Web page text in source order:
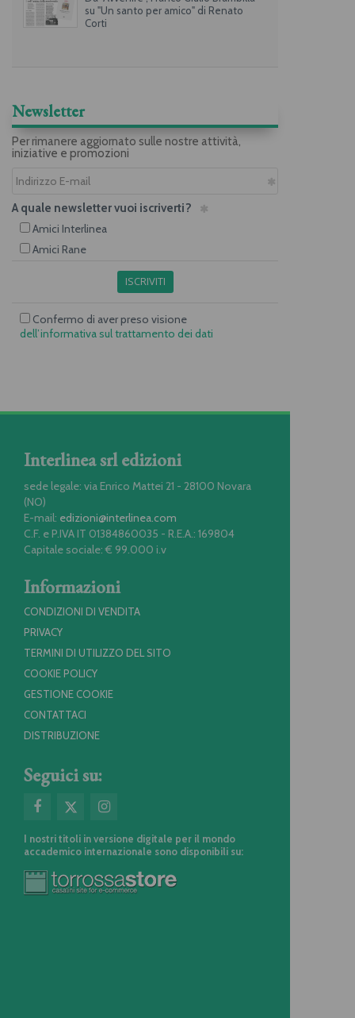
su "Un santo per amico" di Renato
Corti
Newsletter
Per rimanere aggiornato sulle nostre attività,
iniziative e promozioni
A quale newsletter vuoi iscriverti?
Amici Interlinea
Amici Rane
ISCRIVITI
Confermo di aver preso visione
dell’informativa sul trattamento dei dati
Interlinea srl edizioni
sede legale: via Enrico Mattei 21 - 28100 Novara
(NO)
E-mail: edizioni@interlinea.com
C.F. e P.IVA IT 01384860035 - R.E.A.: 169804
Capitale sociale: € 99.000 i.v
Informazioni
CONDIZIONI DI VENDITA
PRIVACY
TERMINI DI UTILIZZO DEL SITO
COOKIE POLICY
GESTIONE COOKIE
CONTATTACI
DISTRIBUZIONE
Seguici su:
I nostri titoli in versione digitale per il mondo
accademico internazionale sono disponibili su: